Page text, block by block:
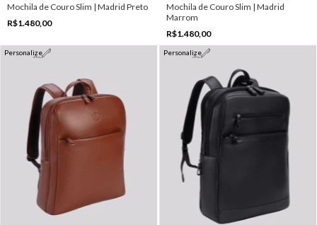
Mochila de Couro Slim | Madrid Preto
R$1.480,00
Mochila de Couro Slim | Madrid
Marrom
R$1.480,00
Personalize Personalize